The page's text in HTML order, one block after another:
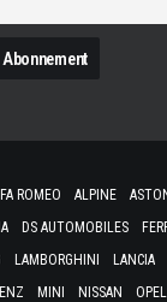
ROMEO ALPINE
DS AUTOMOBILES
LAMBORGHINI LANCIA
MINI NISSAN OPEL